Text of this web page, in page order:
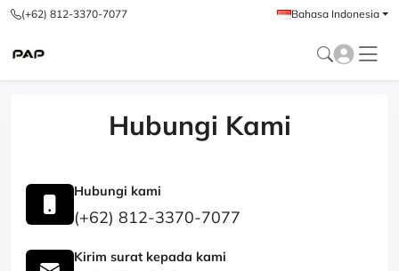
(+62) 812-3370-7077 Bahasa Indonesia
Hubungi Kami
Hubungi kami
(+62) 812-3370-7077
Kirim surat kepada kami